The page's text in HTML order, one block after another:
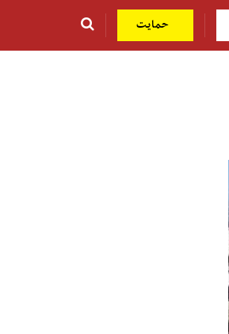
حمایت